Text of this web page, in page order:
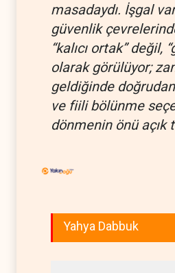
masadaydı. İşgal
güvenlik
“kalıcı ortak” değil,
olarak görülüyor;
geldiğinde
ve fiili bölünme
dönmenin önü açık
Yahya Dabbuk